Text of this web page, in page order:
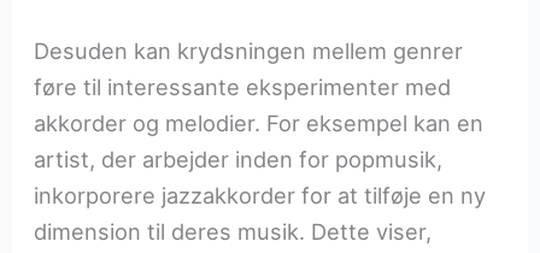
Desuden kan krydsningen mellem genrer
føre til interessante eksperimenter med
akkorder og melodier. For eksempel kan en
artist, der arbejder inden for popmusik,
inkorporere jazzakkorder for at tilføje en ny
dimension til deres musik. Dette viser,